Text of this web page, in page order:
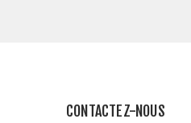
CONTACTEZ-NOUS